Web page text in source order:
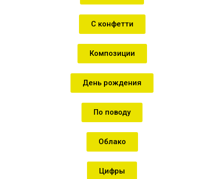
С конфетти
Композиции
День рождения
По поводу
Облако
Цифры